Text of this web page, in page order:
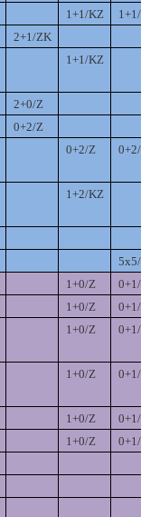
1+1/KZ
2+1/ZK
1+1/KZ
2+0/Z
0+2/Z
0+2/Z
1+2/KZ
1+0/Z
1+0/Z
1+0/Z
1+0/Z
1+0/Z
1+0/Z